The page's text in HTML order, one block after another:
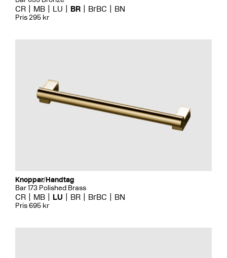
CR MB LU BR BrBC BN
Pris 295 kr
Knoppar/Handtag
Bar 173 Polished Brass
CR MB LU BR BrBC BN
Pris 695 kr